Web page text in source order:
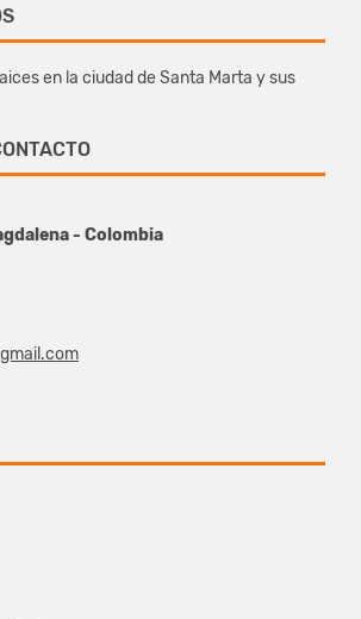
en la ciudad de Santa Marta y sus
- Colombia